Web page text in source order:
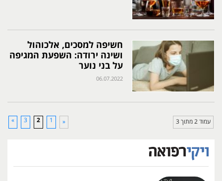
חשיפה למסכים, אלכוהול
ושינה ירודה: השפעת המגיפה
על בני נוער
06.07.2022
עמוד 2 מתוך 3 «
1
2
3
»